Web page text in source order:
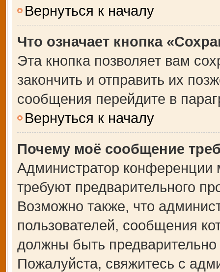
Вернуться к началу
Что означает кнопка
Эта кнопка позволяет вам
закончить и отправить их
сообщения перейдите в
Вернуться к началу
Почему моё сообщение
Администратор
требуют предварительного
Возможно также, что
пользователей, сообщения
должны быть
Пожалуйста, свяжитесь с